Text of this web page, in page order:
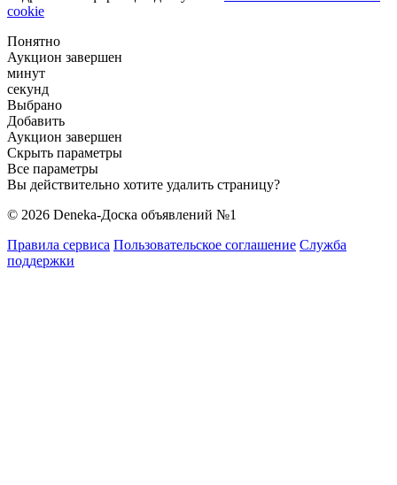
cookie
Понятно
Аукцион завершен
минут
секунд
Выбрано
Добавить
Аукцион завершен
Скрыть параметры
Все параметры
Вы действительно хотите удалить страницу?
© 2026 Deneka-Доска объявлений №1
Правила сервиса Пользовательское соглашение Служба
поддержки